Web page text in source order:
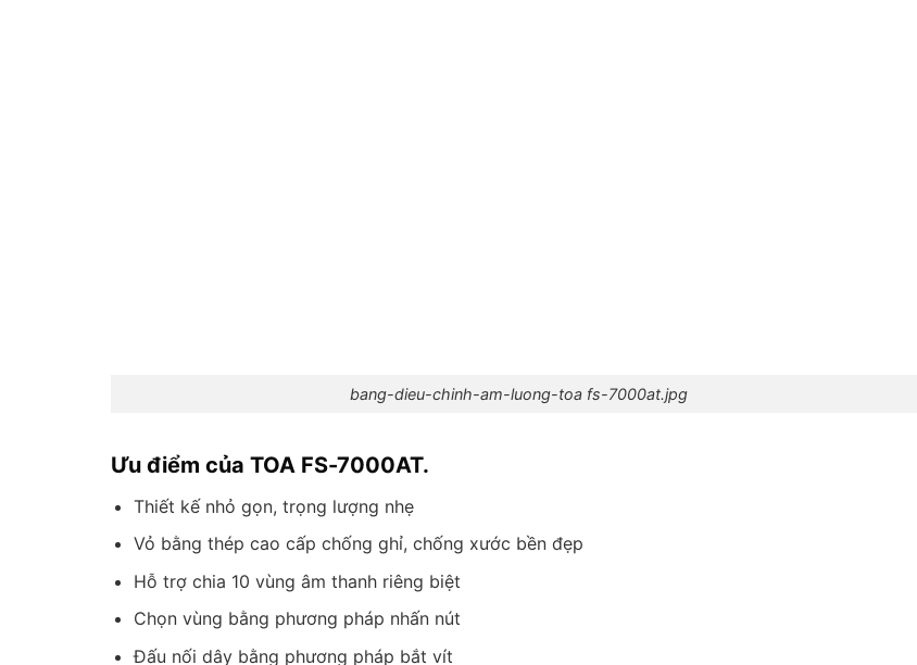
bang-dieu-chinh-am-luong-toa fs-7000at.jpg
Ưu điểm của TOA FS-7000AT.
Thiết kế nhỏ gọn, trọng lượng nhẹ
Vỏ bằng thép cao cấp chống ghỉ, chống xước bền đẹp
Hỗ trợ chia 10 vùng âm thanh riêng biệt
Chọn vùng bằng phương pháp nhấn nút
Đấu nối dây bằng phương pháp bắt vít